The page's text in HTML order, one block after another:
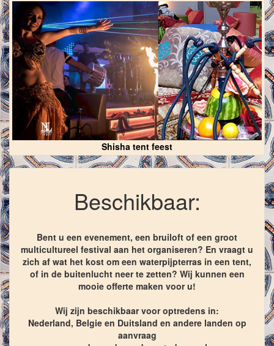
Shisha tent feest
Beschikbaar:
Bent u een evenement, een bruiloft of een groot
multicultureel festival aan het organiseren? En vraagt u
zich af wat het kost om een waterpijpterras in een tent,
of in de buitenlucht neer te zetten? Wij kunnen een
mooie offerte maken voor u!
Wij zijn beschikbaar voor optredens in:
Nederland, Belgie en Duitsland en andere landen op
aanvraag